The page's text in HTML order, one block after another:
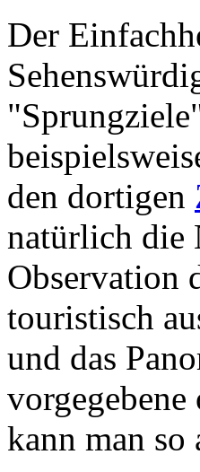
Der
den dortigen
natürlich die
Observation
touristisch
und das
kann man